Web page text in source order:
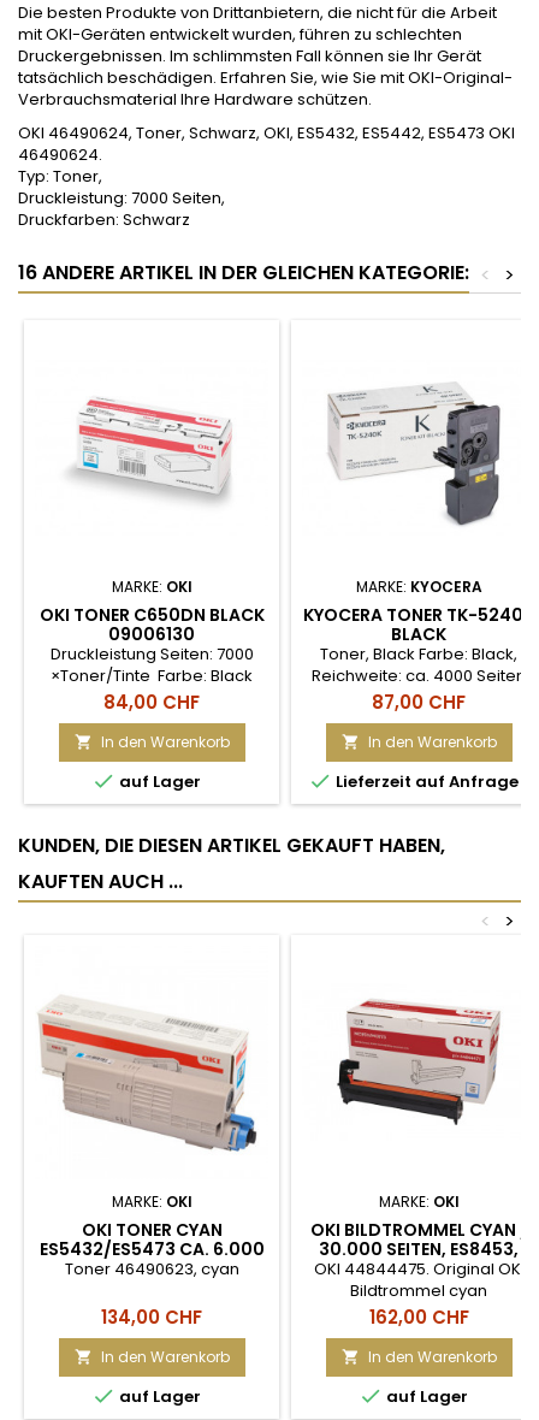
Die besten Produkte von Drittanbietern, die nicht für die Arbeit
mit OKI-Geräten entwickelt wurden, führen zu schlechten
Druckergebnissen. Im schlimmsten Fall können sie Ihr Gerät
tatsächlich beschädigen. Erfahren Sie, wie Sie mit OKI-Original-
Verbrauchsmaterial Ihre Hardware schützen.
OKI 46490624, Toner, Schwarz, OKI, ES5432, ES5442, ES5473 OKI
46490624.
Typ: Toner,
Druckleistung: 7000 Seiten,
Druckfarben: Schwarz
16 ANDERE ARTIKEL IN DER GLEICHEN KATEGORIE: >
<
MARKE: OKI
OKI TONER C650DN BLACK
09006130
Druckleistung Seiten: 7000
×Toner/Tinte Farbe: Black
Originalprodukt: Ja
Preis
84,00 CHF
 In den Warenkorb
 auf Lager
MARKE: KYOCERA
KYOCERA TONER TK-5240K
BLACK
Toner, Black Farbe: Black,
Reichweite: ca. 4000 Seiten
Preis
87,00 CHF
 In den Warenkorb
 Lieferzeit auf Anfrage
KUNDEN, DIE DIESEN ARTIKEL GEKAUFT HABEN,
KAUFTEN AUCH ...
>
<
MARKE: OKI
OKI TONER CYAN
ES5432/ES5473 CA. 6.000
SEITEN
Toner 46490623, cyan
Preis
134,00 CHF
 In den Warenkorb
 auf Lager
MARKE: OKI
OKI BILDTROMMEL CYAN /
30.000 SEITEN, ES8453,
ES8473, ES8483 MFP
OKI 44844475. Original OKI
Bildtrommel cyan
(44844475) Dieses Original
OKI Verbrauchsmaterial ist
passend für Geräte des
Herstellers OKI. Die Supplies
sind auf eine hohe
Preis
162,00 CHF
 In den Warenkorb
 auf Lager